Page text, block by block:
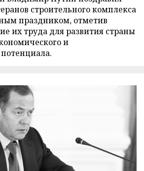
строительного комплекса
праздником, отметив
их труда для развития страны
и